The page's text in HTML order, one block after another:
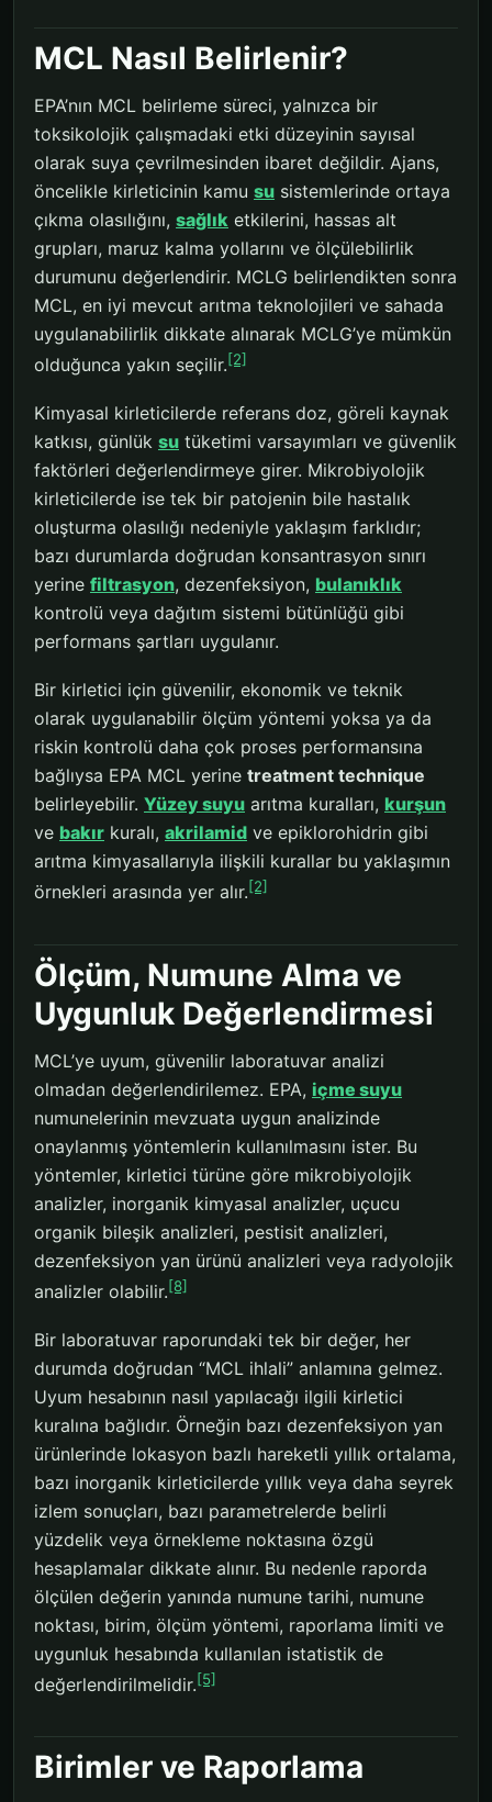
MCL Nasıl Belirlenir?
EPA’nın MCL belirleme süreci, yalnızca bir
toksikolojik çalışmadaki etki düzeyinin sayısal
olarak suya çevrilmesinden ibaret değildir. Ajans,
öncelikle kirleticinin kamu su sistemlerinde ortaya
çıkma olasılığını, sağlık etkilerini, hassas alt
grupları, maruz kalma yollarını ve ölçülebilirlik
durumunu değerlendirir. MCLG belirlendikten sonra
MCL, en iyi mevcut arıtma teknolojileri ve sahada
uygulanabilirlik dikkate alınarak MCLG’ye mümkün
olduğunca yakın seçilir.[2]
Kimyasal kirleticilerde referans doz, göreli kaynak
katkısı, günlük su tüketimi varsayımları ve güvenlik
faktörleri değerlendirmeye girer. Mikrobiyolojik
kirleticilerde ise tek bir patojenin bile hastalık
oluşturma olasılığı nedeniyle yaklaşım farklıdır;
bazı durumlarda doğrudan konsantrasyon sınırı
yerine filtrasyon, dezenfeksiyon, bulanıklık
kontrolü veya dağıtım sistemi bütünlüğü gibi
performans şartları uygulanır.
Bir kirletici için güvenilir, ekonomik ve teknik
olarak uygulanabilir ölçüm yöntemi yoksa ya da
riskin kontrolü daha çok proses performansına
bağlıysa EPA MCL yerine treatment technique
belirleyebilir. Yüzey suyu arıtma kuralları, kurşun
ve bakır kuralı, akrilamid ve epiklorohidrin gibi
arıtma kimyasallarıyla ilişkili kurallar bu yaklaşımın
örnekleri arasında yer alır.[2]
Ölçüm, Numune Alma ve
Uygunluk Değerlendirmesi
MCL’ye uyum, güvenilir laboratuvar analizi
olmadan değerlendirilemez. EPA, içme suyu
numunelerinin mevzuata uygun analizinde
onaylanmış yöntemlerin kullanılmasını ister. Bu
yöntemler, kirletici türüne göre mikrobiyolojik
analizler, inorganik kimyasal analizler, uçucu
organik bileşik analizleri, pestisit analizleri,
dezenfeksiyon yan ürünü analizleri veya radyolojik
analizler olabilir.[8]
Bir laboratuvar raporundaki tek bir değer, her
durumda doğrudan “MCL ihlali” anlamına gelmez.
Uyum hesabının nasıl yapılacağı ilgili kirletici
kuralına bağlıdır. Örneğin bazı dezenfeksiyon yan
ürünlerinde lokasyon bazlı hareketli yıllık ortalama,
bazı inorganik kirleticilerde yıllık veya daha seyrek
izlem sonuçları, bazı parametrelerde belirli
yüzdelik veya örnekleme noktasına özgü
hesaplamalar dikkate alınır. Bu nedenle raporda
ölçülen değerin yanında numune tarihi, numune
noktası, birim, ölçüm yöntemi, raporlama limiti ve
uygunluk hesabında kullanılan istatistik de
değerlendirilmelidir.[5]
Birimler ve Raporlama